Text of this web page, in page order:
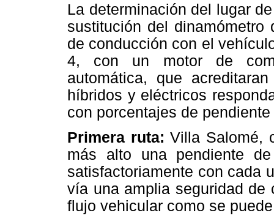
La determinación del lugar
sustitución del dinamómetro
de conducción con el
4, con un motor de
automática, que
híbridos y eléctricos
con porcentajes de
Primera ruta:Villa Salomé,
más alto una pendiente
satisfactoriamente con cada
vía una amplia seguridad de
flujo vehicular como se